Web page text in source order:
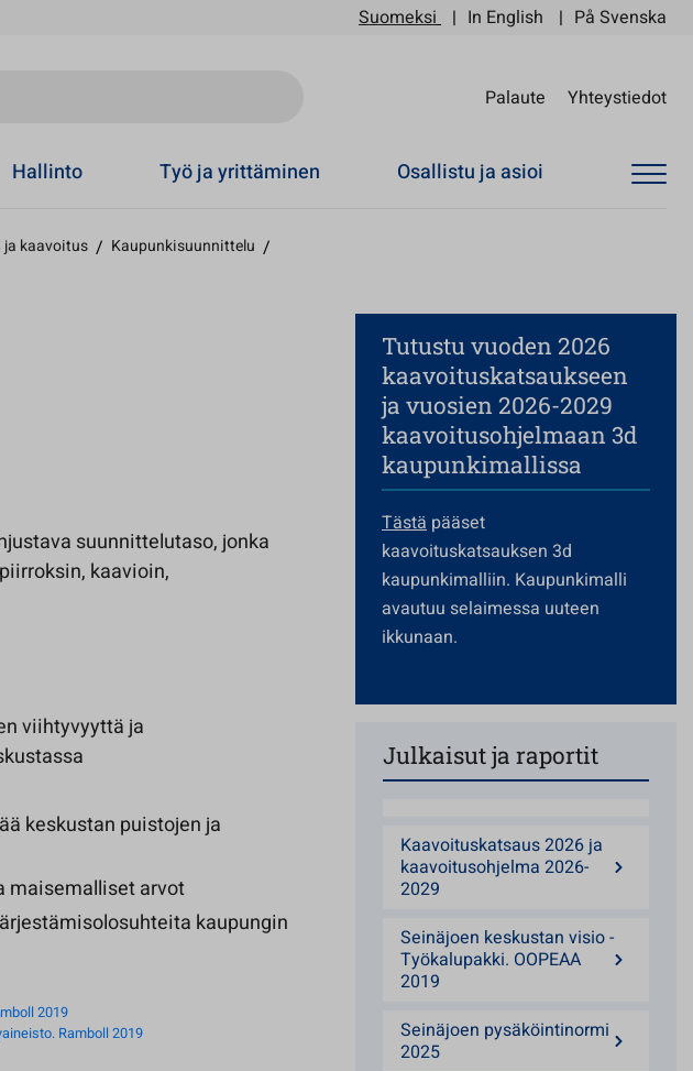
Suomeksi In English På Svenska
Palaute Yhteystiedot
Hallinto Työ ja yrittäminen Osallistu ja asioi
kaavoitus / Kaupunkisuunnittelu /
suunnittelutaso, jonka
kaavioin,
viihtyvyyttä ja
keskustan puistojen ja
maisemalliset arvot
kaupungin
2019
Ramboll 2019
Tutustu vuoden 2026
kaavoituskatsaukseen
ja vuosien 2026-2029
kaavoitusohjelmaan 3d
kaupunkimallissa
Tästä pääset
kaavoituskatsauksen 3d
kaupunkimalliin. Kaupunkimalli
avautuu selaimessa uuteen
ikkunaan.
Julkaisut ja raportit
Kaavoituskatsaus 2026 ja
kaavoitusohjelma 2026-
2029
Seinäjoen keskustan visio -
Työkalupakki. OOPEAA
2019
Seinäjoen pysäköintinormi
2025